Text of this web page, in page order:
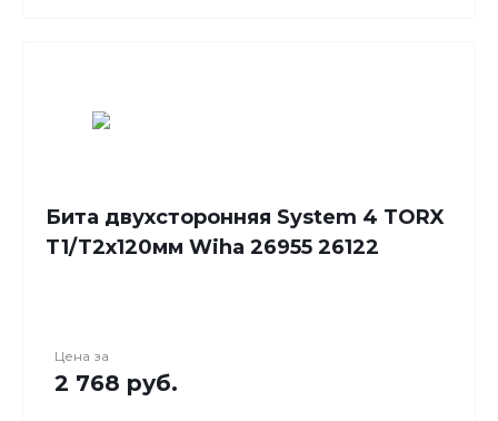
Бита двухсторонняя System 4 TORX
T1/T2x120мм Wiha 26955 26122
Цена за
2 768 руб.